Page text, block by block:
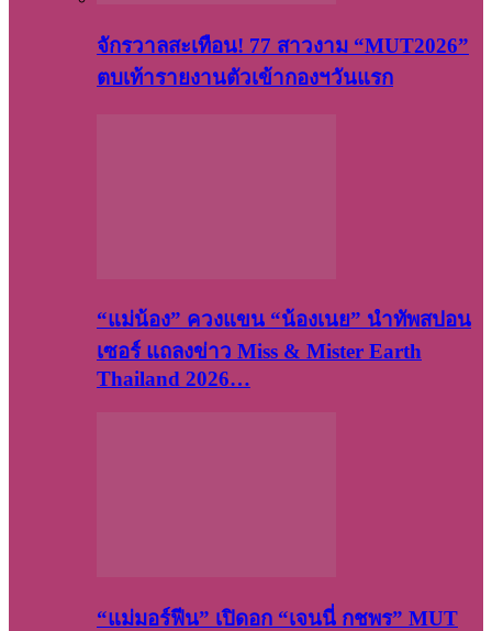
จักรวาลสะเทือน! 77 สาวงาม “MUT2026”
ตบเท้ารายงานตัวเข้ากองฯวันแรก
“แม่น้อง” ควงแขน “น้องเนย” นำทัพสปอน
เซอร์ แถลงข่าว Miss & Mister Earth
Thailand 2026…
“แม่มอร์ฟีน” เปิดอก “เจนนี่ กชพร” MUT